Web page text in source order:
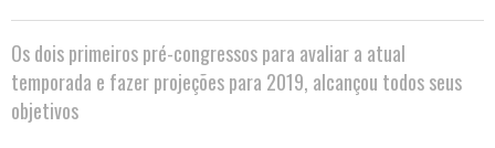
Os dois primeiros pré-congressos para avaliar a atual
temporada e fazer projeções para 2019, alcançou todos seus
objetivos